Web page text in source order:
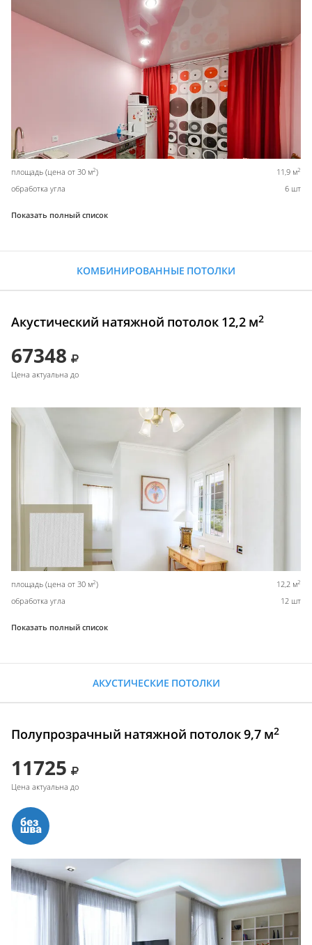
площадь (цена от 30 м2) 11,9 м2
обработка угла 6 шт
Показать полный список
КОМБИНИРОВАННЫЕ ПОТОЛКИ
Акустический натяжной потолок 12,2 м2
67348
Цена актуальна до
площадь (цена от 30 м2) 12,2 м2
обработка угла 12 шт
Показать полный список
АКУСТИЧЕСКИЕ ПОТОЛКИ
Полупрозрачный натяжной потолок 9,7 м2
11725
Цена актуальна до